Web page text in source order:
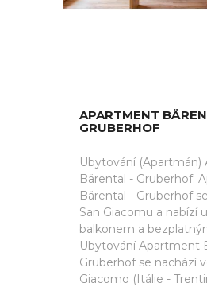
APARTMENT
GRUBERHOF
Ubytování
Bärental - Gruberhof.
Bärental - Gruberhof
San Giacomu a nabízí
balkonem a
Ubytování Apartment
Gruberhof se nachází
Giacomo (Itálie -